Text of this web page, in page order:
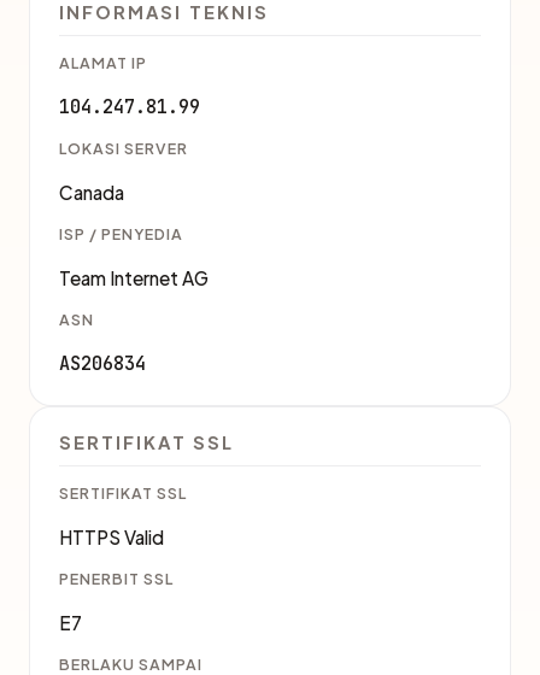
INFORMASI TEKNIS
ALAMAT IP
104.247.81.99
LOKASI SERVER
Canada
ISP / PENYEDIA
Team Internet AG
ASN
AS206834
SERTIFIKAT SSL
SERTIFIKAT SSL
HTTPS Valid
PENERBIT SSL
E7
BERLAKU SAMPAI